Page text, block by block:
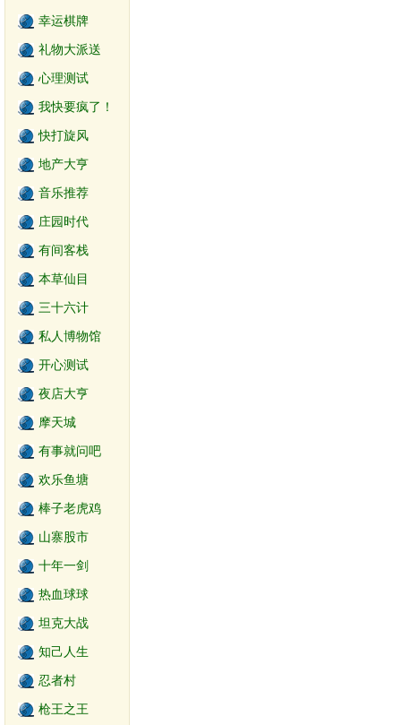
幸运棋牌
礼物大派送
心理测试
我快要疯了！
快打旋风
地产大亨
音乐推荐
庄园时代
有间客栈
本草仙目
三十六计
私人博物馆
开心测试
夜店大亨
摩天城
有事就问吧
欢乐鱼塘
棒子老虎鸡
山寨股市
十年一剑
热血球球
坦克大战
知己人生
忍者村
枪王之王